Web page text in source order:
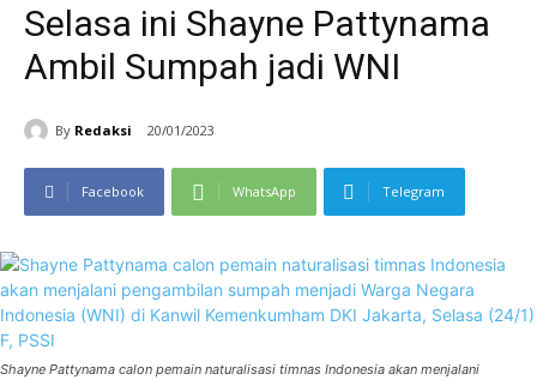
Selasa ini Shayne Pattynama
Ambil Sumpah jadi WNI
By Redaksi 20/01/2023
Facebook WhatsApp Telegram
Shayne Pattynama calon pemain naturalisasi timnas Indonesia akan menjalani